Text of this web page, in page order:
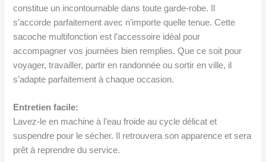
constitue un incontournable dans toute garde-robe. Il
s’accorde parfaitement avec n’importe quelle tenue. Cette
sacoche multifonction est l’accessoire idéal pour
accompagner vos journées bien remplies. Que ce soit pour
voyager, travailler, partir en randonnée ou sortir en ville, il
s’adapte parfaitement à chaque occasion.
Entretien facile:
Lavez-le en machine à l’eau froide au cycle délicat et
suspendre pour le sécher. Il retrouvera son apparence et sera
prêt à reprendre du service.